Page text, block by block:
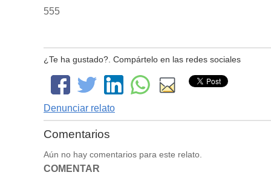
555
¿Te ha gustado?. Compártelo en las redes sociales
Denunciar relato
Comentarios
Aún no hay comentarios para este relato.
COMENTAR